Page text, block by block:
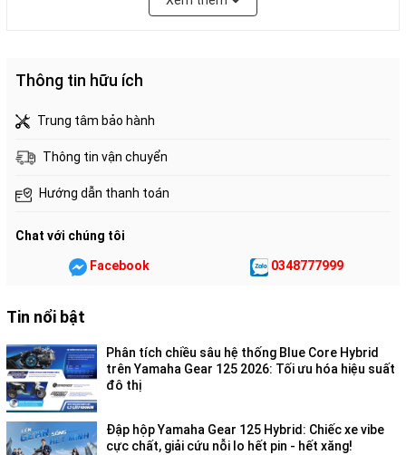
Alpha"" và nền họa tiết trẻ trung, với màu sắc khác nhau trên
mỗi xe. Toàn bộ thiết kế năng động và mạnh mẽ, giúp người
dùng tự tin khoe trọn cá tính.
Thông tin hữu ích
Trung tâm bảo hành
Thông tin vận chuyển
Hướng dẫn thanh toán
Chat với chúng tôi
Facebook 0348777999
Tin nổi bật
Phân tích chiều sâu hệ thống Blue Core Hybrid
trên Yamaha Gear 125 2026: Tối ưu hóa hiệu suất
đô thị
Đập hộp Yamaha Gear 125 Hybrid: Chiếc xe vibe
cực chất, giải cứu nỗi lo hết pin - hết xăng!